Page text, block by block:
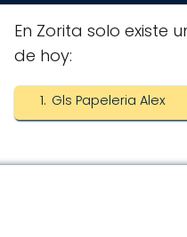
En Zorita solo existe
de hoy:
Gls Papeleria Alex